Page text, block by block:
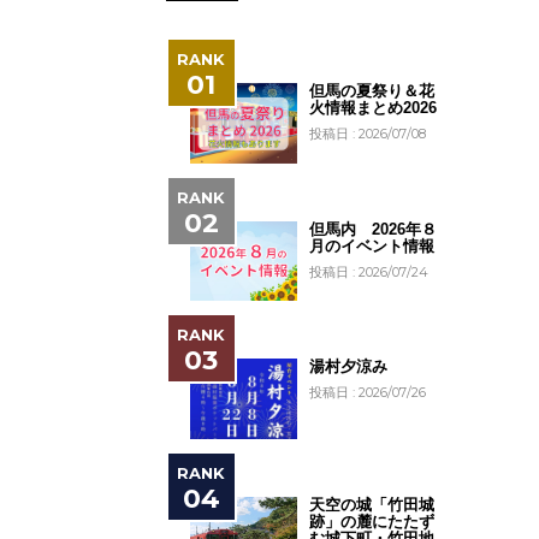
但馬の夏祭り＆花
火情報まとめ2026
投稿日 : 2026/07/08
但馬内 2026年８
月のイベント情報
投稿日 : 2026/07/24
湯村夕涼み
投稿日 : 2026/07/26
天空の城「竹田城
跡」の麓にたたず